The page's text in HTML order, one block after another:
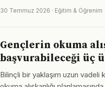
30 Temmuz 2026 · Eğitim & Öğrenim
Gençlerin okuma
başvurabileceği üç
Bilinçli bir yaklaşım uzun vadeli